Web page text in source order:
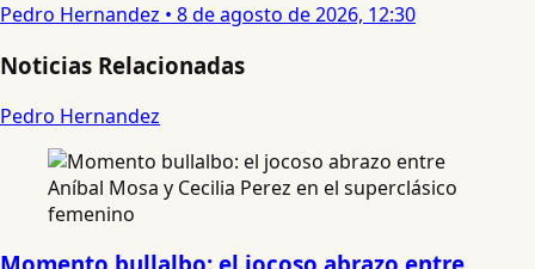
Pedro Hernandez • 8 de agosto de 2026, 12:30
Noticias Relacionadas
Pedro Hernandez